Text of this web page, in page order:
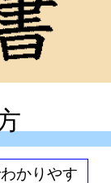
かりやす